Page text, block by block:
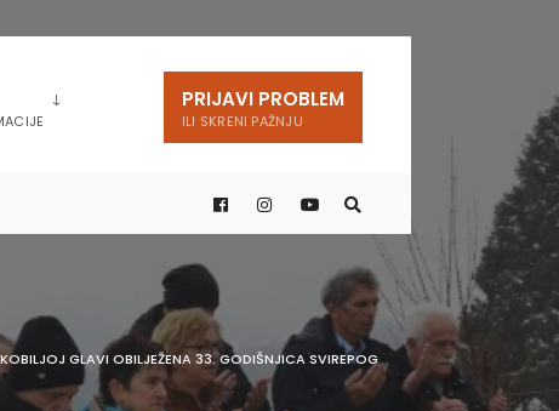
PRIJAVI PROBLEM
ILI SKRENI PAŽNJU
GLAVI OBILJEŽENA 33. GODIŠNJICA SVIREPOG